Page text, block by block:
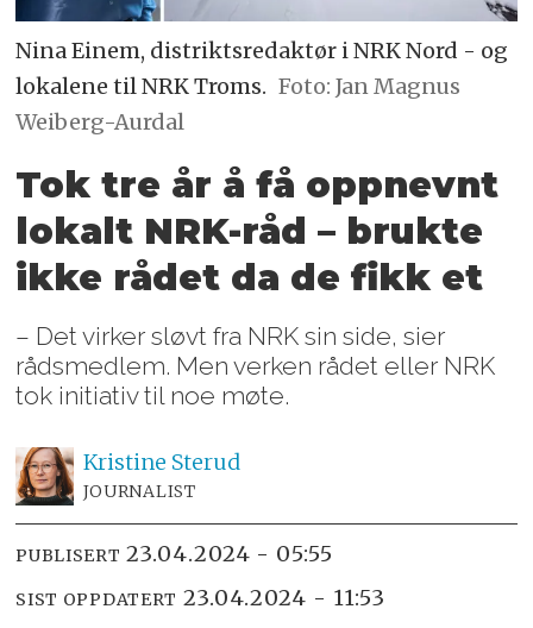
Nina Einem, distriktsredaktør i NRK Nord - og
lokalene til NRK Troms. Foto: Jan Magnus
Weiberg-Aurdal
Tok tre år å få oppnevnt
lokalt NRK-råd – brukte
ikke rådet da de fikk et
– Det virker sløvt fra NRK sin side, sier
rådsmedlem. Men verken rådet eller NRK
tok initiativ til noe møte.
Kristine Sterud
JOURNALIST
PUBLISERT 23.04.2024 - 05:55
SIST OPPDATERT 23.04.2024 - 11:53